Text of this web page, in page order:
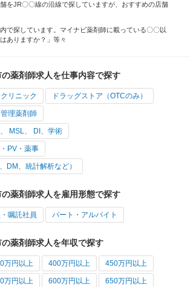
舗をJR〇〇線の沿線で探していますが、おすすめの店舗
内で探しています。マイナビ薬剤師に載っている〇〇以
ありますか？」等々
薬剤師求人を仕事内容で探す
リニック ドラッグストア（OTCのみ）
理薬剤師
MSL、 DI、学術
PV・薬事
DM、統計解析など）
薬剤師求人を雇用形態で探す
嘱託社員 パート・アルバイト
薬剤師求人を年収で探す
万円以上 400万円以上 450万円以上
万円以上 600万円以上 650万円以上